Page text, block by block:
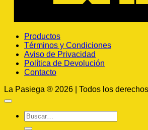
Productos
Términos y Condiciones
Aviso de Privacidad
Política de Devolución
Contacto
La Pasiega ® 2026 | Todos los
Buscar
por: